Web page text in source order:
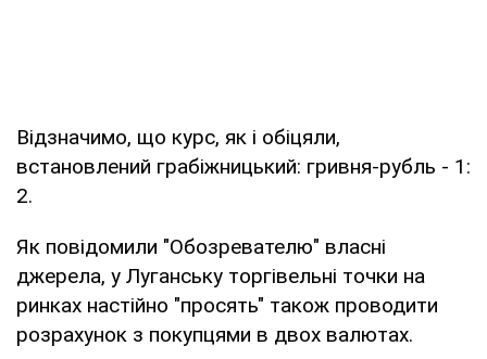
Відзначимо, що курс, як і обіцяли,
встановлений грабіжницький: гривня-рубль - 1:
2.
Як повідомили "Обозревателю" власні
джерела, у Луганську торгівельні точки на
ринках настійно "просять" також проводити
розрахунок з покупцями в двох валютах.